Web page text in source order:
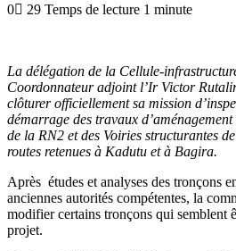
0
29 Temps de lecture 1 minute
La délégation de la Cellule-
Coordonnateur adjoint l’Ir Victor
clôturer officiellement sa mission
démarrage des travaux
de la RN2 et des Voiries structurantes
routes retenues à Kadutu et à Bagira.
Après études et analyses des tronçons
anciennes autorités compétentes, la
modifier certains tronçons qui semblent
projet.